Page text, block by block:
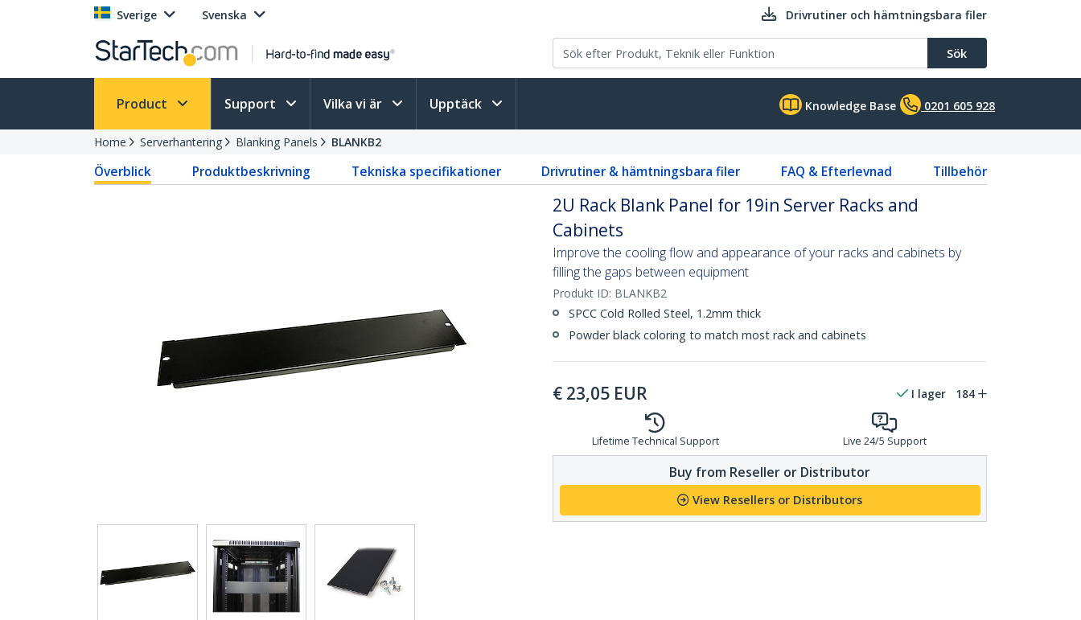
Sverige Svenska Drivrutiner och hämtningsbara filer
Sök
Product Support Vilka vi är Upptäck Knowledge Base 0201 605 928
Home Serverhantering Blanking Panels BLANKB2
Överblick Produktbeskrivning Tekniska specifikationer Drivrutiner & hämtningsbara filer FAQ & Efterlevnad Tillbehör
2U Rack Blank Panel for 19in Server Racks and
Cabinets
Improve the cooling flow and appearance of your racks and cabinets by
filling the gaps between equipment
Produkt ID: BLANKB2
SPCC Cold Rolled Steel, 1.2mm thick
Powder black coloring to match most rack and cabinets
€ 23,05 EUR I lager 184
Lifetime Technical Support Live 24/5 Support
Buy from Reseller or Distributor
View Resellers or Distributors